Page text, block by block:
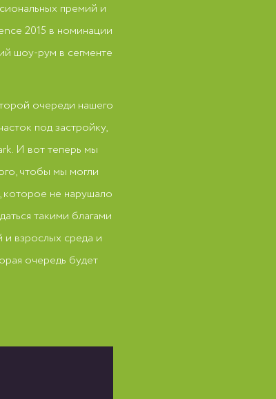
премий и
2015 в номинации
шоу-рум в сегменте
очереди нашего
под застройку,
И вот теперь мы
чтобы мы могли
которое не нарушало
такими благами
взрослых среда и
очередь будет